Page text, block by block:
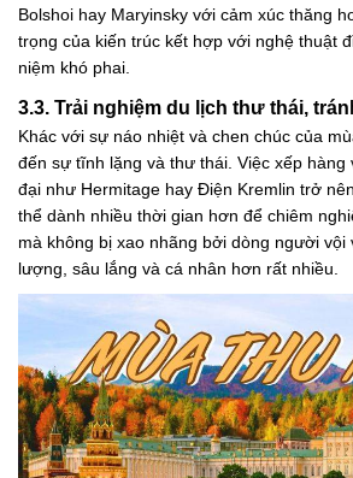
Bolshoi hay Maryinsky với cảm xúc thăng
trọng của kiến trúc kết hợp với nghệ thuật
niệm khó phai.
3.3. Trải nghiệm du lịch thư thái,
Khác với sự náo nhiệt và chen chúc của
đến sự tĩnh lặng và thư thái. Việc xếp hàng
đại như Hermitage hay Điện Kremlin trở
thể dành nhiều thời gian hơn để chiêm
mà không bị xao nhãng bởi dòng người vội
lượng, sâu lắng và cá nhân hơn rất nhiều.